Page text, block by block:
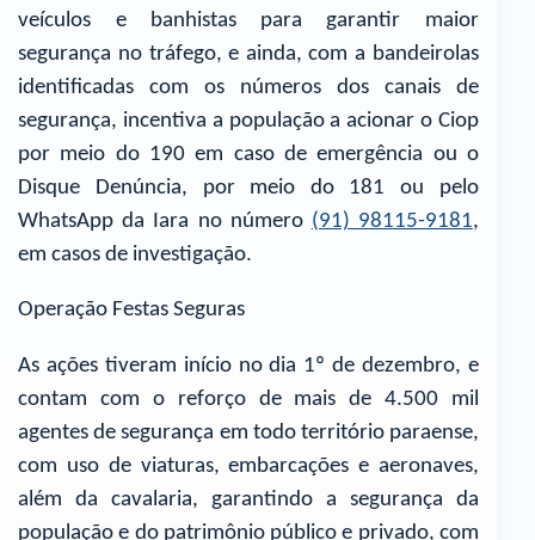
veículos e banhistas para garantir maior
segurança no tráfego, e ainda, com a bandeirolas
identificadas com os números dos canais de
segurança, incentiva a população a acionar o Ciop
por meio do 190 em caso de emergência ou o
Disque Denúncia, por meio do 181 ou pelo
WhatsApp da Iara no número (91) 98115-9181,
em casos de investigação.
Operação Festas Seguras
As ações tiveram início no dia 1º de dezembro, e
contam com o reforço de mais de 4.500 mil
agentes de segurança em todo território paraense,
com uso de viaturas, embarcações e aeronaves,
além da cavalaria, garantindo a segurança da
população e do patrimônio público e privado, com